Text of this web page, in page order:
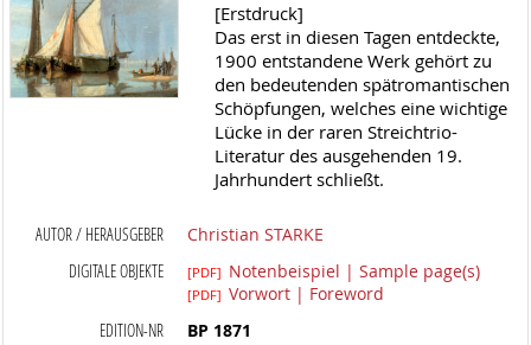
[Erstdruck]
Das erst in diesen Tagen entdeckte,
1900 entstandene Werk gehört zu
den bedeutenden spätromantischen
Schöpfungen, welches eine wichtige
Lücke in der raren Streichtrio-
Literatur des ausgehenden 19.
Jahrhundert schließt.
AUTOR / HERAUSGEBER
Christian STARKE
DIGITALE OBJEKTE
[PDF] Notenbeispiel | Sample page(s)
[PDF] Vorwort | Foreword
EDITION-NR
BP 1871